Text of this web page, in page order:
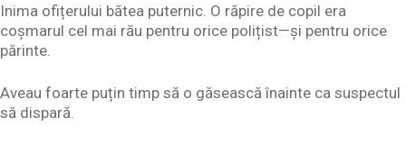
Inima ofițerului bătea puternic. O răpire de copil era
coșmarul cel mai rău pentru orice polițist—și pentru orice
părinte.
Aveau foarte puțin timp să o găsească înainte ca suspectul
să dispară.